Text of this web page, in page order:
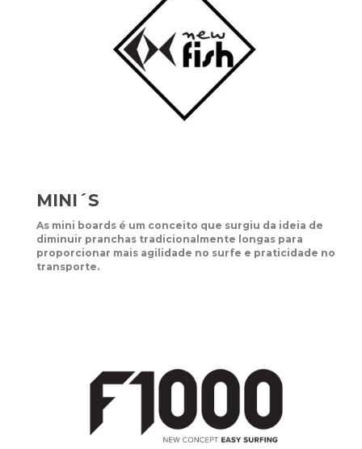
MINI´S
As mini boards é um conceito que surgiu da ideia de
diminuir pranchas tradicionalmente longas para
proporcionar mais agilidade no surfe e praticidade no
transporte.